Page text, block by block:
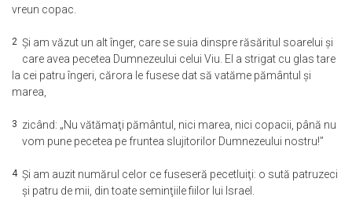
vreun copac.
2 Şi am văzut un alt înger, care se suia dinspre răsăritul soarelui şi
care avea pecetea Dumnezeului celui Viu. El a strigat cu glas tare
la cei patru îngeri, cărora le fusese dat să vatăme pământul şi
marea,
3 zicând: „Nu vătămaţi pământul, nici marea, nici copacii, până nu
vom pune pecetea pe fruntea slujitorilor Dumnezeului nostru!”
4 Şi am auzit numărul celor ce fuseseră pecetluiţi: o sută patruzeci
şi patru de mii, din toate seminţiile fiilor lui Israel.